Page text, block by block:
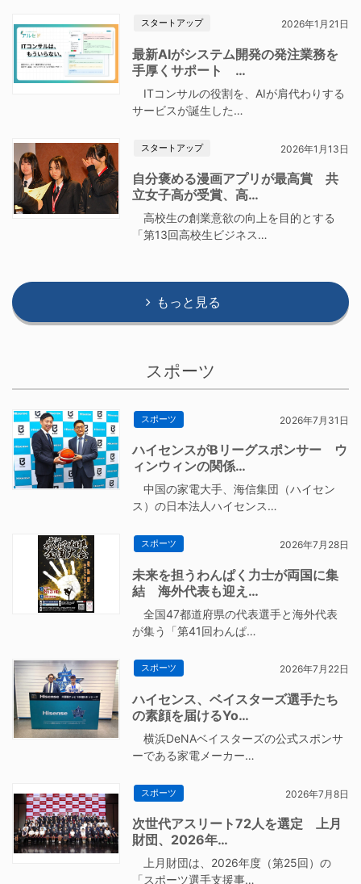
スタートアップ 2026年1月21日
最新AIがシステム開発の発注業務を
手厚くサポート …
ITコンサルの役割を、AIが肩代わりする
サービスが誕生した…
スタートアップ 2026年1月13日
自分褒める漫画アプリが最高賞 共
立女子高が受賞、高…
高校生の創業意欲の向上を目的とする
「第13回高校生ビジネス…
もっと見る
スポーツ
スポーツ 2026年7月31日
ハイセンスがBリーグスポンサー ウ
ィンウィンの関係…
中国の家電大手、海信集団（ハイセン
ス）の日本法人ハイセンス…
スポーツ 2026年7月28日
未来を担うわんぱく力士が両国に集
結 海外代表も迎え…
全国47都道府県の代表選手と海外代表
が集う「第41回わんぱ…
スポーツ 2026年7月22日
ハイセンス、ベイスターズ選手たち
の素顔を届けるYo…
横浜DeNAベイスターズの公式スポンサ
ーである家電メーカー…
スポーツ 2026年7月8日
次世代アスリート72人を選定 上月
財団、2026年…
上月財団は、2026年度（第25回）の
「スポーツ選手支援事…